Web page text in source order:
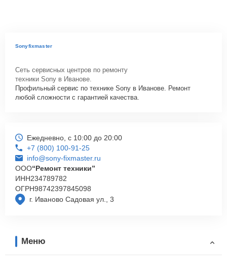
Sonyfixmaster
Сеть сервисных центров по ремонту
техники Sony в Иванове.
Профильный сервис по технике Sony в Иванове. Ремонт
любой сложности с гарантией качества.
г. Иваново Садовая ул., 3
Ежедневно, с 10:00 до 20:00
+7 (800) 100-91-25
info@sony-fixmaster.ru
ООО“Ремонт техники”
ИНН234789782
ОГРН98742397845098
Меню